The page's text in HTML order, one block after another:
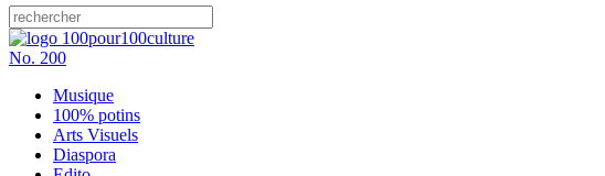
No. 200
Musique
100% potins
Arts Visuels
Diaspora